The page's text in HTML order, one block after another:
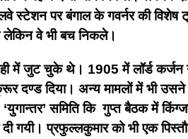
स्टेशन पर बंगाल के गवर्नर की विशेष
लेकिन वे भी बच निकले।
ही में जुट चुके थे। 1905 में लॉर्ड
दिया। अन्य मामलों में भी उसने
समिति कि गुप्त बैठक में
गयी। प्रफुल्लकुमार को भी एक